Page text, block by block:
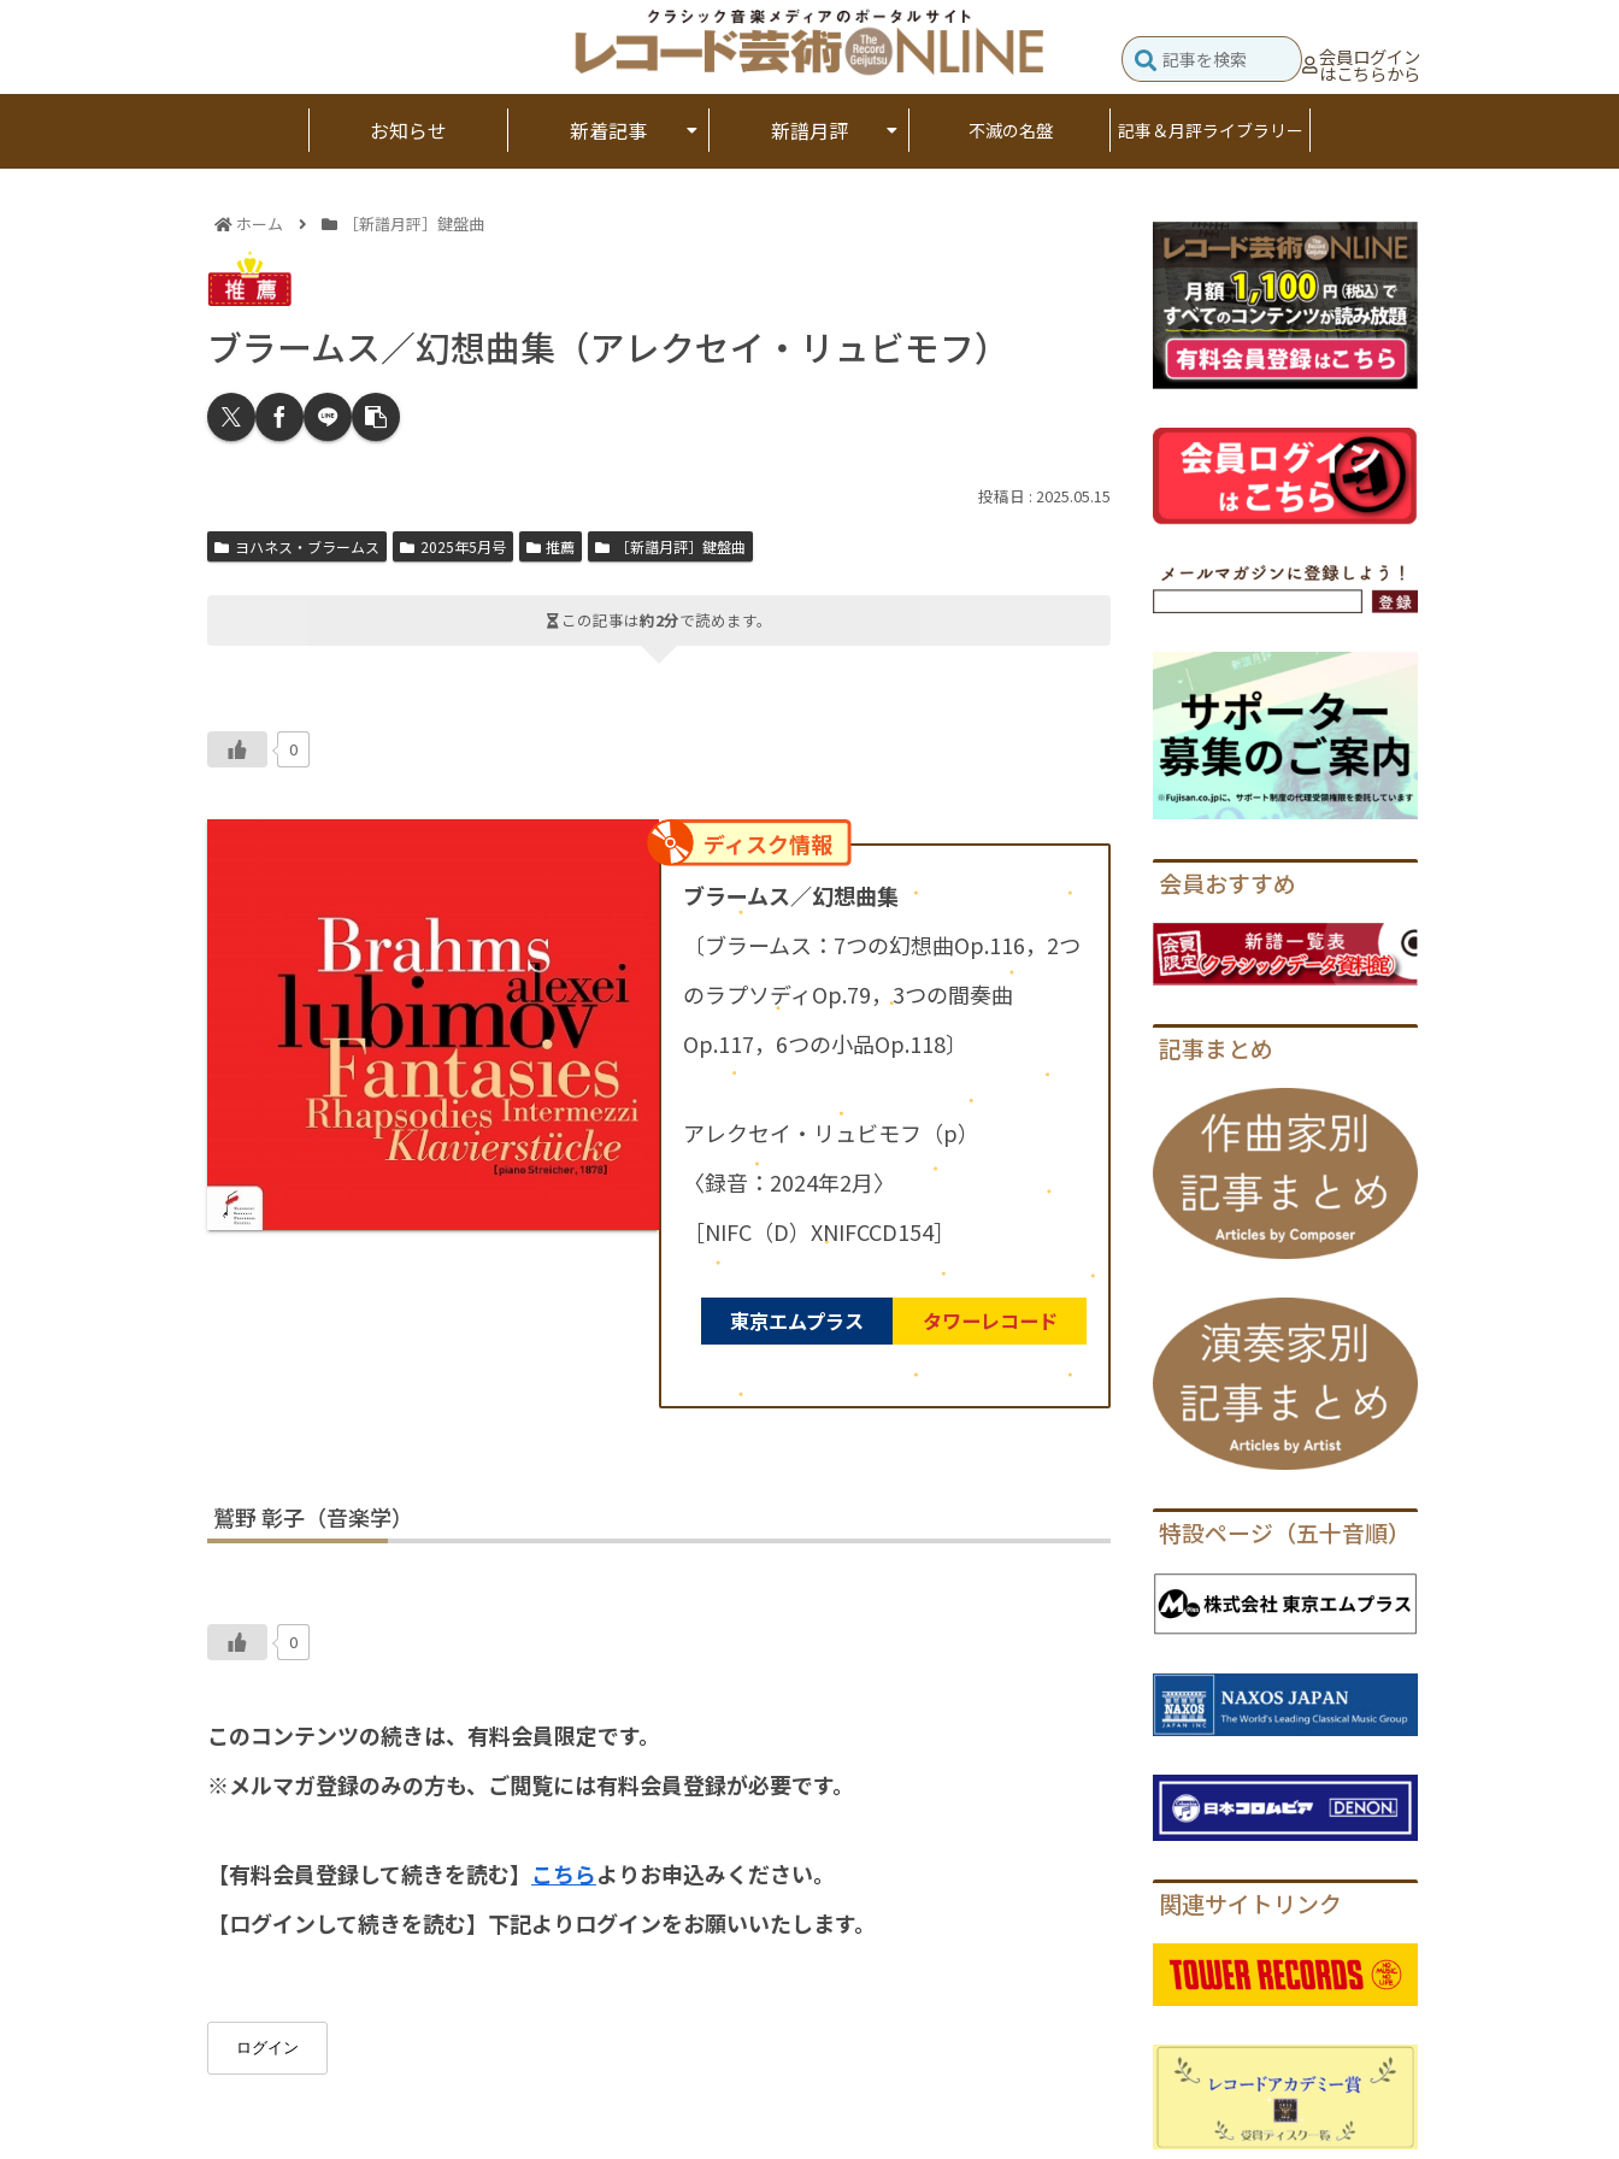
会員ログイン
はこちらから
お知らせ 新着記事 新譜月評 不滅の名盤 記事＆月評ライブラリー
ホーム ［新譜月評］鍵盤曲
ブラームス／幻想曲集（アレクセイ・リュビモフ）
2025.05.15
ヨハネス・ブラームス 2025年5月号 推薦 ［新譜月評］鍵盤曲
この記事は約2分で読めます。
0
ディスク情報
ブラームス／幻想曲集
〔ブラームス：7つの幻想曲Op.116，2つ
のラプソディOp.79，3つの間奏曲
Op.117，6つの小品Op.118〕
アレクセイ・リュビモフ（p）
〈録音：2024年2月〉
［NIFC（D）XNIFCCD154］
東京エムプラス タワーレコード
鷲野 彰子（音楽学）
0
このコンテンツの続きは、有料会員限定です。
※メルマガ登録のみの方も、ご閲覧には有料会員登録が必要です。
【有料会員登録して続きを読む】 こちらよりお申込みください。
【ログインして続きを読む】下記よりログインをお願いいたします。
ログイン
会員おすすめ
記事まとめ
特設ページ（五十音順）
関連サイトリンク